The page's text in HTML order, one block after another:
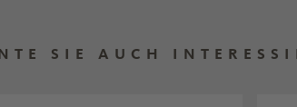
SIE AUCH